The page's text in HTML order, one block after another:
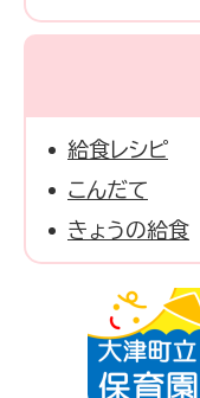
給食レシピ
こんだて
きょうの給食